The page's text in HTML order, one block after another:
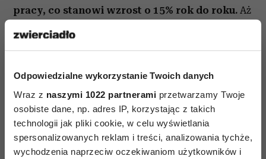
Odpowiedzialne wykorzystanie Twoich danych
Wraz z naszymi 1022 partnerami przetwarzamy Twoje
osobiste dane, np. adres IP, korzystając z takich
technologii jak pliki cookie, w celu wyświetlania
spersonalizowanych reklam i treści, analizowania tychże,
wychodzenia naprzeciw oczekiwaniom użytkowników i
pracy, co stanowi wzrost o 15% rok do roku. Aż
40% osób było online i przeglądało pocztę już
Zmęczeni, rozproszeni, zawsze
pod telefonem – pracownicy w
2025 roku